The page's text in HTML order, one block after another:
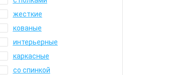
жесткие
кованые
интерьерные
каркасные
со спинкой